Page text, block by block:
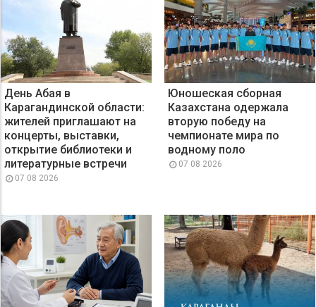
День Абая в
Карагандинской области:
жителей приглашают на
концерты, выставки,
открытие библиотеки и
литературные встречи
07 08 2026
Юношеская сборная
Казахстана одержала
вторую победу на
чемпионате мира по
водному поло
07 08 2026